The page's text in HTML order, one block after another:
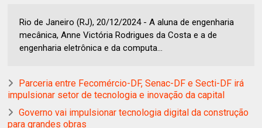
Rio de Janeiro (RJ), 20/12/2024 - A aluna de engenharia
mecânica, Anne Victória Rodrigues da Costa e a de
engenharia eletrônica e da computa...
Parceria entre Fecomércio-DF, Senac-DF e Secti-DF irá
impulsionar setor de tecnologia e inovação da capital
Governo vai impulsionar tecnologia digital da construção
para grandes obras